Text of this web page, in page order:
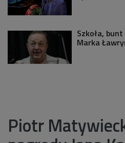
Szkoła,
Marka
Piotr